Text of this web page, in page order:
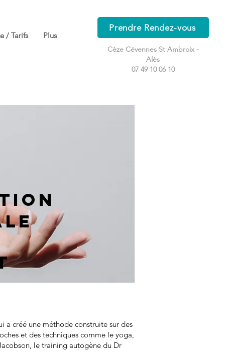
/ Tarifs
Plus
Prendre Rendez-vous
Cèze Cévennes St Ambroix -
Alès
07 49 10 06 10
a créé une méthode construite sur des
et des techniques comme le yoga,
le training autogène du Dr